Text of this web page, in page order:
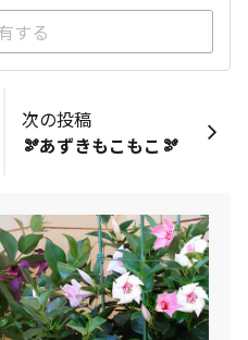
する
次の投稿
🫘あずきもこもこ🫘